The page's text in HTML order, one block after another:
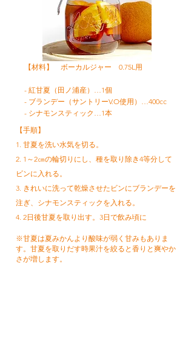
【材料】 ボーカルジャー 0.75L用
- 紅甘夏（田ノ浦産）…1個
- ブランデー（サントリーV.O使用）…400cc
- シナモンスティック…1本
【手順】
1. 甘夏を洗い水気を切る。
2. 1～2㎝の輪切りにし、種を取り除き4等分して
ビンに入れる。
3. きれいに洗って乾燥させたビンにブランデーを
注ぎ、シナモンスティックを入れる。
4. 2日後甘夏を取り出す。3日で飲み頃に
※甘夏は夏みかんより酸味が弱く甘みもありま
す。甘夏を取りだす時果汁を絞ると香りと爽やか
さが増します。